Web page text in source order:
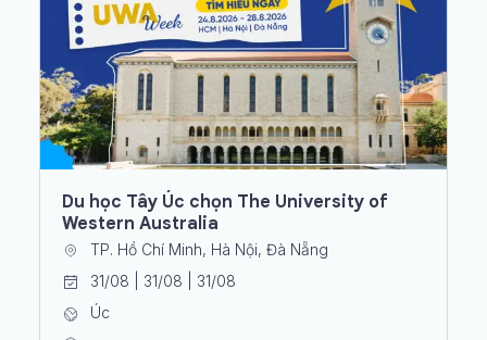
Du học Tây Úc chọn The University of
Western Australia
TP. Hồ Chí Minh, Hà Nội, Đà Nẵng
31/08 | 31/08 | 31/08
Úc